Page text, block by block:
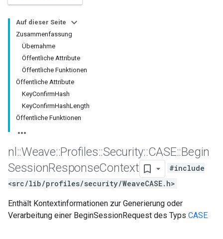
Auf dieser Seite
Zusammenfassung
Übernahme
Öffentliche Attribute
Öffentliche Funktionen
Öffentliche Attribute
KeyConfirmHash
KeyConfirmHashLength
Öffentliche Funktionen
nl ::Weave::Profiles::Security::CASE::Begin
SessionResponseContext
#include
<src/lib/profiles/security/WeaveCASE.h>
Enthält Kontextinformationen zur Generierung oder
Verarbeitung einer BeginSessionRequest des Typs CASE